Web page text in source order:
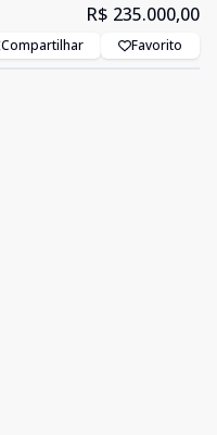
R$ 235.000,00
Compartilhar Favorito